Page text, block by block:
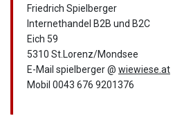
Friedrich Spielberger
Internethandel B2B und B2C
Eich 59
5310 St.Lorenz/Mondsee
E-Mail spielberger @ wiewiese.at
Mobil 0043 676 9201376